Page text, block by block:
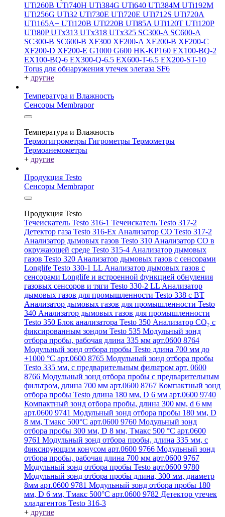
UTi260В UTi740H UTi384G UTi640 UTi384M UTi192M
UTi256G UTi32 UTi730E UTi720E UTi712S UTi720A
UTi165A+ UTi120B UTi220B UTi85A UTi120T UTi120P
UTi80PUTx313 UTx318 UTx325 SC300-A SC600-A
SC300-B SC600-B XF300 XF200-A XF200-B XF200-C
XF200-D XF200-E G1000 G600 HK-KP160 EX100-BQ-2
EX100-BQ-6 EX300-Q-6.5 EX600-T-6.5 EX200-ST-10
Torus для обнаружения утечек элегаза SF6
+ другие
Температура и Влажность
Сенсоры Membrapor
Температура и Влажность
Термогигрометры Гигрометры Термометры
Термоанемометры
+ другие
Продукция Testo
Сенсоры Membrapor
Продукция Testo
Течеискатель Testo 316-1 Течеискатель Testo 317-2
Детектор газа Testo 316-Ex Анализатор CO Testo 317-2
Анализатор дымовых газов Testo 310 Анализатор CO в
окружающей среде Testo 315-4 Анализатор дымовых
газов Testo 320 Анализатор дымовых газов с сенсорами
Longlife Testo 330-1 LL Анализатор дымовых газов с
сенсорами Longlife и встроенной функцией обнуления
газовых сенсоров и тяги Testo 330-2 LL Анализатор
дымовых газов для промышленности Testo 338 с BT
Анализатор дымовых газов для промышленности Testo
340 Анализатор дымовых газов для промышленности
Testo 350 Блок анализатора Testo 350 Анализатор СО₂ с
фиксированным зондом Testo 535 Модульный зонд
отбора пробы, рабочая длина 335 мм арт.0600 8764
Модульный зонд отбора пробы Testo длина 700 мм до
+1000 °С арт.0600 8765 Модульный зонд отбора пробы
Testo 335 мм, с предварительным фильтром арт. 0600
8766 Модульный зонд отбора пробы с предварительным
фильтром, длина 700 мм арт.0600 8767 Компактный зонд
отбора пробы Testo длина 180 мм, D 6 мм арт.0600 9740
Компактный зонд отбора пробы, длина 300 мм, d 6 мм
арт.0600 9741 Модульный зонд отбора пробы 180 мм, D
8 мм, Tмакс 500°С арт.0600 9760 Модульный зонд
отбора пробы 300 мм, D 8 мм, Tмакс 500 °C арт.0600
9761 Модульный зонд отбора пробы, длина 335 мм, с
фиксирующим конусом арт.0600 9766 Модульный зонд
отбора пробы, рабочая длина 700 мм арт.0600 9767
Модульный зонд отбора пробы Testo арт.0600 9780
Модульный зонд отбора пробы длина, 300 мм, диаметр
8мм арт.0600 9781 Модульный зонд отбора пробы 180
мм, D 6 мм, Tмакс 500°С арт.0600 9782 Детектор утечек
хладагентов Testo 316-3
+ другие